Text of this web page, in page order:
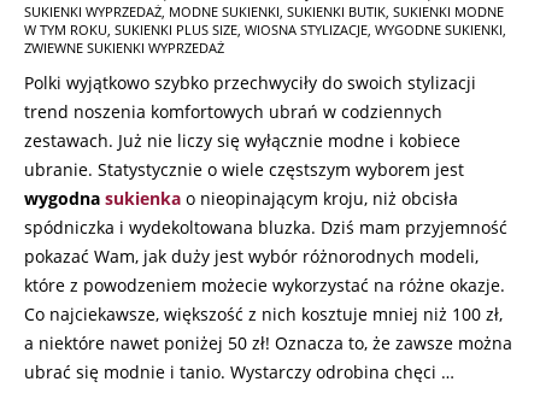
03-
04
SUKIENKI WYPRZEDAŻ MODNE SUKIENKI SUKIENKI BUTIK SUKIENKI MODNE
W TYM ROKU SUKIENKI PLUS SIZE WIOSNA STYLIZACJE WYGODNE SUKIENKI
ZWIEWNE SUKIENKI WYPRZEDAŻ
Polki wyjątkowo szybko przechwyciły do swoich stylizacji
trend noszenia komfortowych ubrań w codziennych
zestawach. Już nie liczy się wyłącznie modne i kobiece
ubranie. Statystycznie o wiele częstszym wyborem jest
wygodna sukienka o nieopinającym kroju, niż obcisła
spódniczka i wydekoltowana bluzka. Dziś mam przyjemność
pokazać Wam, jak duży jest wybór różnorodnych modeli,
które z powodzeniem możecie wykorzystać na różne okazje.
Co najciekawsze, większość z nich kosztuje mniej niż 100 zł,
a niektóre nawet poniżej 50 zł! Oznacza to, że zawsze można
ubrać się modnie i tanio. Wystarczy odrobina chęci …